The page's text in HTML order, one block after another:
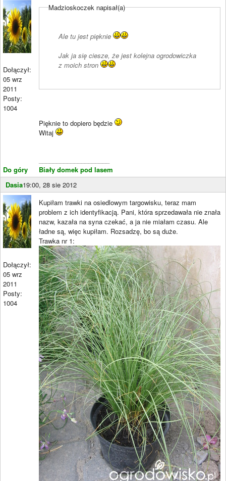
Dołączył:
05 wrz
2011
Posty:
1004
Do góry
Madzioskoczek napisał(a)
Ale tu jest pięknie
Jak ja się ciesze, że jest kolejna ogrodowiczka
z moich stron
Pięknie to dopiero będzie
Witaj
Biały domek pod lasem
Dasia19:00, 28 sie 2012
Dołączył:
05 wrz
2011
Posty:
1004
Kupiłam trawki na osiedlowym targowisku, teraz mam
problem z ich identyfikacją. Pani, która sprzedawała nie znała
nazw, kazała na syna czekać, a ja nie miałam czasu. Ale
ładne są, więc kupiłam. Rozsadzę, bo są duże.
Trawka nr 1: